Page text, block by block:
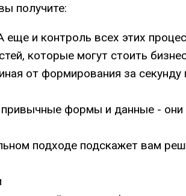
получите:
и контроль всех этих
которые могут стоить
от формирования за
формы и данные -
подходе подскажет вам